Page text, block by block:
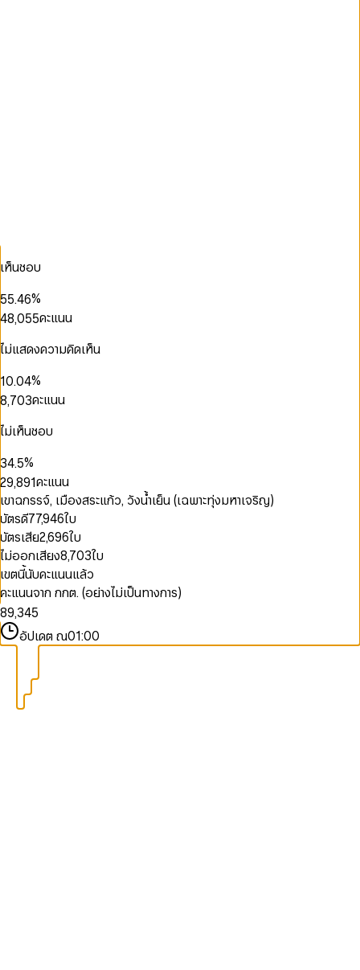
เห็นชอบ
3
5
6
7
8
9
3
5
6
7
8
9
.
2
4
5
6
7
8
9
4
6
7
8
9
%
0
1
3
4
6
8
9
4
5
7
8,0
2
4
5
6
7
8
2
4
5
7
9
2
3
4
5
7
9
คะแนน
ไม่แสดงความคิดเห็น
1
2
3
4
5
6
7
8
9
0
1
2
3
4
5
6
7
8
9
.0
1
2
3
4
5
6
7
8
9
0
2
4
5
6
7
8
9
%
1
2
3
4
5
7
8,
0
1
2
3
4
6
7
9
0
2
4
5
6
7
8
9
0
2
3
5
7
8
9
คะแนน
ไม่เห็นชอบ
1
3
4
5
6
7
8
9
0
2
4
5
6
7
8
9
.
0
1
3
5
6
7
8
9
%
1
2
3
4
5
6
7
8
9
0
2
3
4
5
6
8
9,
1
2
3
4
5
7
8
9
0
2
3
4
6
7
8
9
0
1
2
3
4
5
6
7
8
9
คะแนน
เขาฉกรรจ์, เมืองสระแก้ว, วังน้ำเย็น (เฉพาะทุ่งมหาเจริญ)
บัตรดี77,946ใบ
บัตรเสีย2,696ใบ
ไม่ออกเสียง8,703ใบ
เขตนี้นับคะแนนแล้ว
คะแนนจาก กกต. (อย่างไม่เป็นทางการ)
0
1
2
3
4
5
6
7
8
9
0
1
2
3
4
5
6
7
8
9,
0
1
2
3
4
5
9
0
1
2
3
4
5
6
9
0
1
2
3
4
5
6
7
อัปเดต ณ01:00